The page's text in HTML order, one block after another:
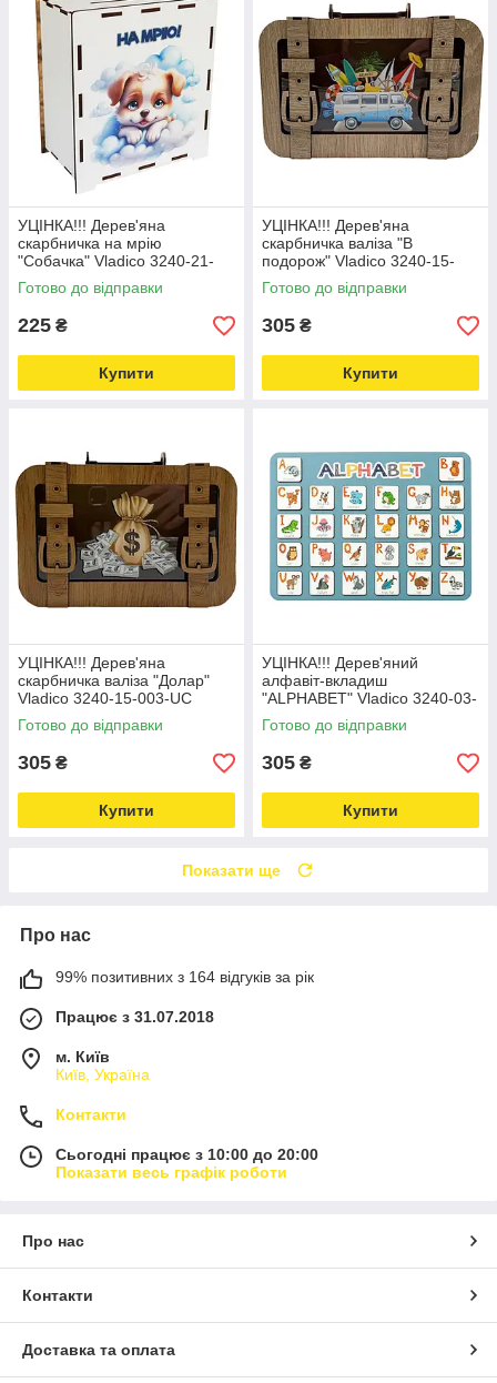
УЦІНКА!!! Дерев'яна
скарбничка на мрію
"Собачка" Vladico 3240-21-
006-UC 17х15х9 см, 200 днів
Love&Life -online-multimarket-
Готово до відправки
225 ₴
Купити
УЦІНКА!!! Дерев'яна
скарбничка валіза "В
подорож" Vladico 3240-15-
005-UC розмір 24х17 см
Love&Life -online-multimarket-
Готово до відправки
305 ₴
Купити
УЦІНКА!!! Дерев'яна
скарбничка валіза "Долар"
Vladico 3240-15-003-UC
розмір 24х17 см Love&Life -
online-multimarket-
Готово до відправки
305 ₴
Купити
УЦІНКА!!! Дерев'яний
алфавіт-вкладиш
"ALPHABET" Vladico 3240-03-
002-UC синій 29х39 см
Love&Life -online-multimarket-
Готово до відправки
305 ₴
Купити
Показати ще
Про нас
99% позитивних з 164 відгуків за рік
Працює з 31.07.2018
м. Київ
Київ, Україна
Контакти
Сьогодні працює з 10:00 до 20:00
Показати весь графік роботи
Про нас
Контакти
Доставка та оплата